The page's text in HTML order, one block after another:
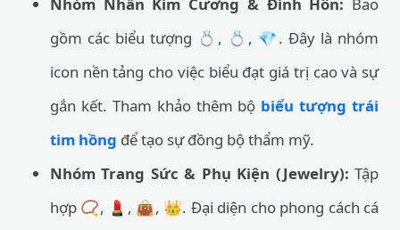
gồm các biểu tượng 💍, 💍, 💎. Đây là nhóm
icon nền tảng cho việc biểu đạt giá trị cao và sự
gắn kết. Tham khảo thêm bộ biểu tượng trái
tim hồng để tạo sự đồng bộ thẩm mỹ.
Nhóm Trang Sức & Phụ Kiện (Jewelry): Tập
hợp 📿, 💄, 👜, 👑. Đại diện cho phong cách cá